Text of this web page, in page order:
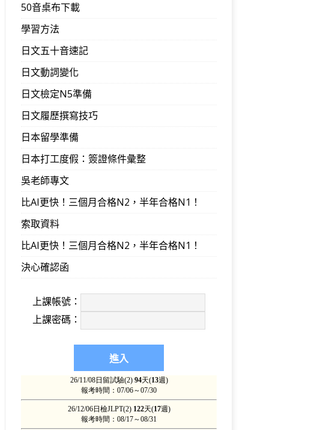
50音桌布下載
學習方法
日文五十音速記
日文動詞變化
日文檢定N5準備
日文履歷撰寫技巧
日本留學準備
日本打工度假：簽證條件彙整
吳老師專文
比AI更快！三個月合格N2，半年合格N1！
索取資料
比AI更快！三個月合格N2，半年合格N1！
決心確認函
上課帳號：
上課密碼：